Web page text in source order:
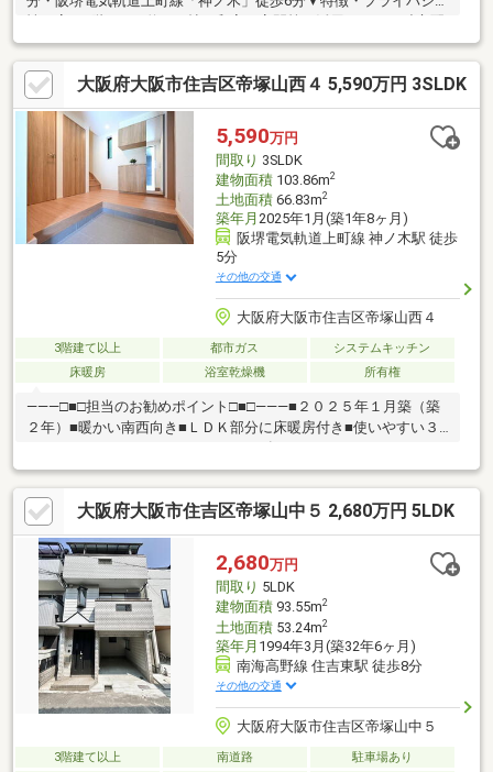
置・屋根付駐車場有(車種による)▼2026年7月末室内リフォーム内
容【交換】キッチン、浴室、洗面台、トイレ、給湯器【張替】全
室クロス、フロアタイル、CF▼周辺環境・大阪市立住吉小学校 徒
歩9分(約650m)※容積率は前面道路幅員により160％に制限されま
す。■ ご希望の住まい探しをお手伝いします ━━━━━・・・物
件の詳細・ご相談はお気軽にお問い合わせください。
大阪府大阪市住吉区帝塚山西４ 5,590万円 3SLDK
5,590万円
間取り 3SLDK
建物面積103.86m2
土地面積66.83m2
築年月 2025年1月(築1年8ヶ月)
阪堺電気軌道上町線 神ノ木駅 徒歩
5分
その他の交通
大阪府大阪市住吉区帝塚山西４
3階建て以上 都市ガス
システムキッチン
床暖房
浴室乾燥機 所有権
―――□■□担当のお勧めポイント□■□―――■２０２５年１月築（築
２年）■暖かい南西向き■ＬＤＫ部分に床暖房付き■使いやすい３
大阪府大阪市住吉区帝塚山中５ 2,680万円 5LDK
2,680万円
間取り 5LDK
建物面積93.55m2
土地面積53.24m2
築年月 1994年3月(築32年6ヶ月)
南海高野線 住吉東駅 徒歩8分
その他の交通
大阪府大阪市住吉区帝塚山中５
3階建て以上 南道路
駐車場あり